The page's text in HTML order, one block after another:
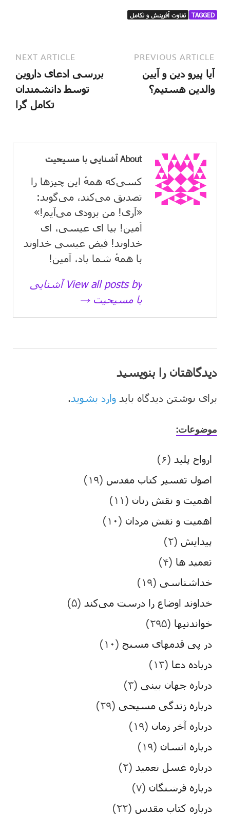
TAGGED تفاوت آفرینش و تکامل
PREVIOUS ARTICLE
آیا پیرو دین و آیین
والدین هستیم؟
NEXT ARTICLE
بررسی ادعای داروین
توسط دانشمندان
تکامل گرا
About آشنایی با مسیحیت
کسی‌که همهٔ این چیزها را
تصدیق می‌كند، می‌گوید:
«آری! من بزودی می‌آیم!»
آمین! بیا ای عیسی، ای
خداوند! فیض عیسی خداوند
با همهٔ شما باد، آمین!
View all posts by آشنایی
با مسیحیت →
دیدگاهتان را بنویسید
برای نوشتن دیدگاه باید وارد بشوید.
موضوعات:
ارواح پلید (۶)
اصول تفسیر کتاب مقدس (۱۹)
اهمیت و نقش زنان (۱۱)
اهمیت و نقش مردان (۱۰)
پیدایش (۲)
تعمید ها (۴)
خداشناسی (۱۹)
خداوند اوضاع را درست می‌کند (۵)
خواندنیها (۲۹۵)
در پی قدمهای مسیح (۱۰)
درباده دعا (۱۳)
درباره جهان بینی (۳)
درباره زندگی مسیحی (۲۹)
درباره آخر زمان (۱۹)
درباره انسان (۱۹)
درباره غسل تعمید (۲)
درباره فرشتگان (۷)
درباره کتاب مقدس (۲۲)